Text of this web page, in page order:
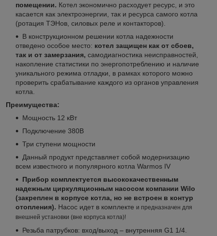
помещении. Котел экономично расходует ресурс, и это
касается как электроэнергии, так и ресурса самого котла
(ротация ТЭНов, силовых реле и контакторов).
В конструкционном решении котла надежности
отведено особое место: котел защищен как от сбоев,
так и от замерзания, самодиагностика неисправностей,
накопление статистики по энергопотреблению и наличие
уникального режима отладки, в рамках которого можно
проверить срабатывание каждого из органов управления
котла.
Преимущества:
Мощность 12 кВт
Подключение 380В
Три ступени мощности
Данный продукт представляет собой модернизацию
всем известного и популярного котла Warmos IV
Прибор комплектуется высококачественным
надежным циркуляционным насосом компании Wilo
(закреплен в корпусе котла, но не встроен в контур
отопления). Насос идет в комплекте и предназначен для
внешней установки (вне корпуса котла)!
Резьба патрубков: вход/выход – внутренняя G1 1/4.